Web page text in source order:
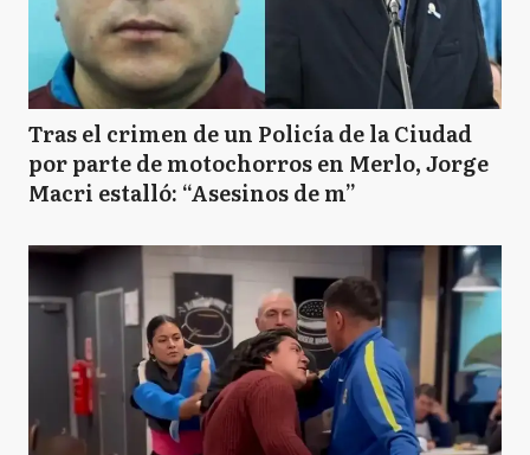
Tras el crimen de un Policía de la Ciudad
por parte de motochorros en Merlo, Jorge
Macri estalló: “Asesinos de m”